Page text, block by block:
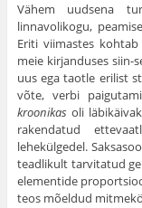
Vähem uudsena
linnavolikogu,
Eriti viimastes
meie kirjanduses
uus ega taotle erilist
võte, verbi
kroonikas oli
rakendatud
lehekülgedel.
teadlikult tarvitatud
elementide
teos mõeldud